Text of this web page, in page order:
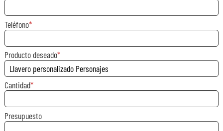
Teléfono
Producto deseado
Cantidad
Presupuesto